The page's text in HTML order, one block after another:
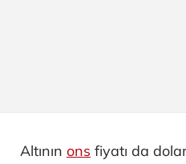
Altının ons fiyatı da